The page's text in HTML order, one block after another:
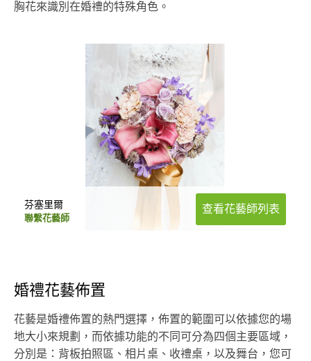
胸花來識別在婚禮的特殊角色。
芬塞里爾
聯繫花藝師
查看花藝師列表
婚禮花藝佈置
花藝是婚禮佈置的熱門選擇，佈置的範圍可以依據您的場
地大小來規劃，而依據功能的不同可分為四個主要區域，
分別是：背板拍照區、相片桌、收禮桌，以及舞台，您可